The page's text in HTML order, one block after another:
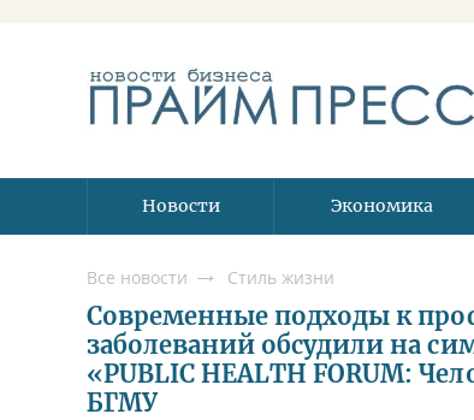
Новости Экономика
Все новости Стиль жизни
Современные подходы к
заболеваний обсудили на
«PUBLIC HEALTH FORUM:
БГМУ